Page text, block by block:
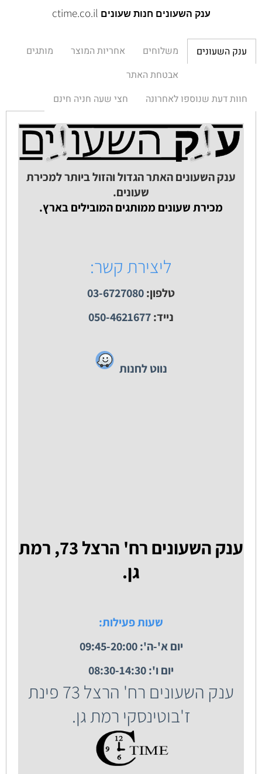
ענק השעונים חנות שעונים ctime.co.il
ענק השעונים משלוחים אחריות המוצר
מותגים
אבטחת האתר
חוות דעת שנוספו לאחרונה
חצי שעה חניה חינם
ענק השעונים האתר הגדול והזול ביותר למכירת
שעונים.
מכירת שעונים ממותגים המובילים בארץ.
ליצירת קשר:
טלפון:03-6727080
נייד:050-4621677
נווט לחנות
ענק השעונים רח' הרצל 73, רמת
גן.
שעות פעילות:
יום א'-ה': 09:45-20:00
יום ו': 08:30-14:30
ענק השעונים רח' הרצל 73 פינת
ז'בוטינסקי רמת גן.